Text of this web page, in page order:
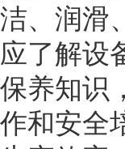
洁、润滑
应了解设
保养知识
作和安全